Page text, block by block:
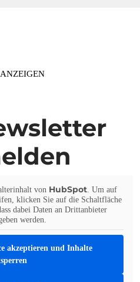
von HubSpot. Um auf
klicken Sie auf die Schaltfläche
dabei Daten an Drittanbieter
werden.
akzeptieren und Inhalte